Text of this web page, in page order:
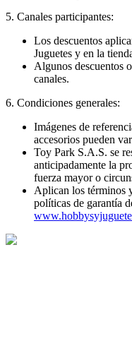
5. Canales participantes:
Los descuentos
Juguetes y en la
Algunos descuentos
canales.
6. Condiciones generales:
Imágenes de
accesorios pueden
Toy Park S.A.S. se
anticipadamente la
fuerza mayor o
Aplican los términos
políticas de garantía